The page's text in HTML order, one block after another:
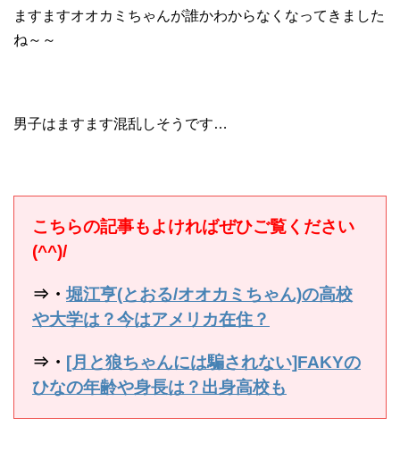
ますますオオカミちゃんが誰かわからなくなってきました
ね～～
男子はますます混乱しそうです…
こちらの記事もよければぜひご覧ください
(^^)/
⇒・堀江亨(とおる/オオカミちゃん)の高校
や大学は？今はアメリカ在住？
⇒・ [月と狼ちゃんには騙されない]FAKYの
ひなの年齢や身長は？出身高校も